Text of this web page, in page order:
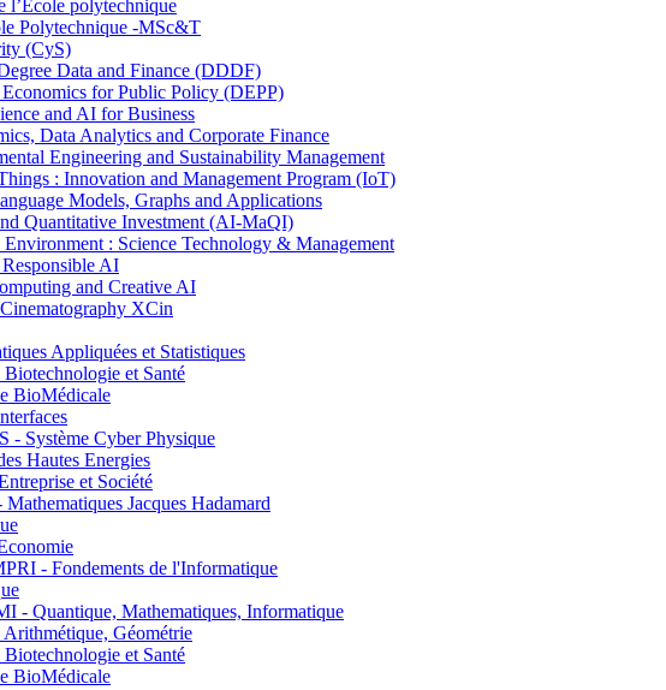
l’École polytechnique
Polytechnique -MSc&T
(CyS)
Data and Finance (DDDF)
for Public Policy (DEPP)
and AI for Business
Data Analytics and Corporate Finance
Engineering and Sustainability Management
: Innovation and Management Program (IoT)
Models, Graphs and Applications
Quantitative Investment (AI-MaQI)
: Science Technology & Management
AI
and Creative AI
XCin
Appliquées et Statistiques
et Santé
BioMédicale
- Système Cyber Physique
Hautes Energies
et Société
Jacques Hadamard
- Fondements de l'Informatique
Quantique, Mathematiques, Informatique
Géométrie
et Santé
BioMédicale